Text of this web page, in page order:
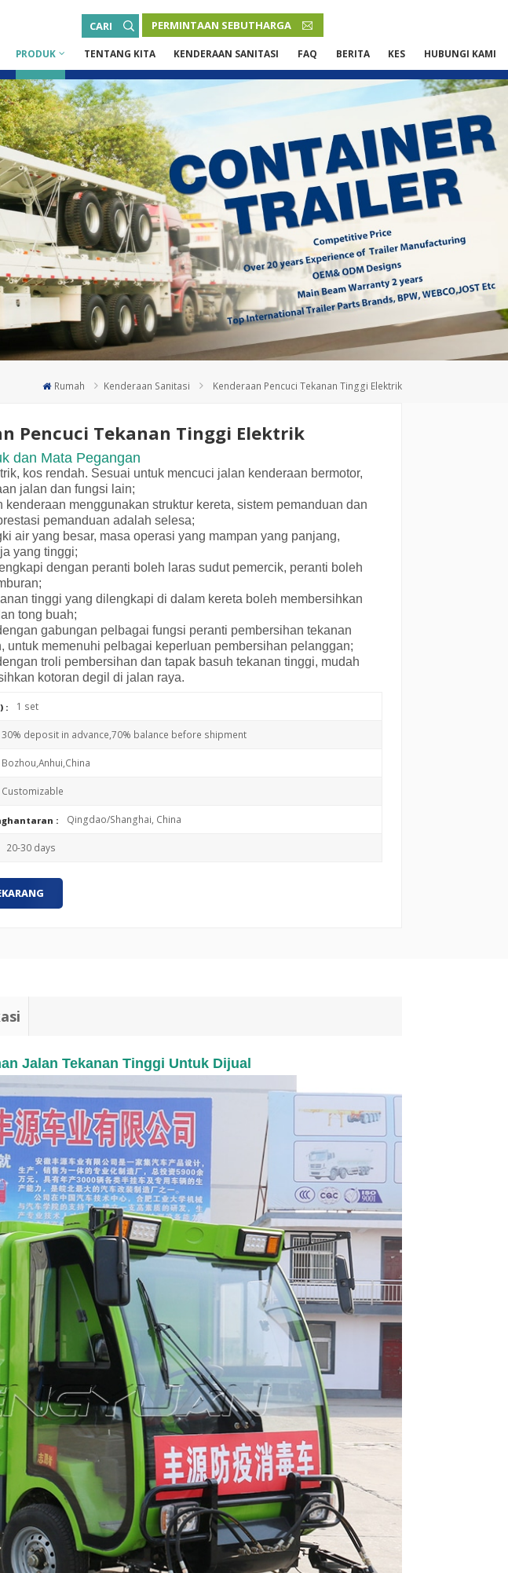
CARI PERMINTAAN SEBUTHARGA
Русский язык
Español
Português
Malay
ภาษา
بالعربية
PRODUK TENTANG KITA KENDERAAN SANITASI FAQ BERITA KES HUBUNGI KAMI
Rumah Kenderaan Sanitasi Kenderaan Pencuci Tekanan Tinggi Elektrik
Pencuci Tekanan Tinggi Elektrik
dan Mata Pegangan
kos rendah. Sesuai untuk mencuci jalan kenderaan bermotor,
jalan dan fungsi lain;
kenderaan menggunakan struktur kereta, sistem pemanduan dan
pemanduan adalah selesa;
air yang besar, masa operasi yang mampan yang panjang,
yang tinggi;
dengan peranti boleh laras sudut pemercik, peranti boleh
tinggi yang dilengkapi di dalam kereta boleh membersihkan
tong buah;
gabungan pelbagai fungsi peranti pembersihan tekanan
untuk memenuhi pelbagai keperluan pembersihan pelanggan;
troli pembersihan dan tapak basuh tekanan tinggi, mudah
kotoran degil di jalan raya.
: 1 set
30% deposit in advance,70% balance before shipment
Bozhou,Anhui,China
Customizable
: Qingdao/Shanghai, China
20-30 days
Jalan Tekanan Tinggi Untuk Dijual